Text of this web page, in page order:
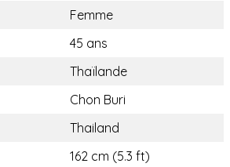
Femme
45 ans
Thaïlande
Chon Buri
Thailand
162 cm (5.3 ft)